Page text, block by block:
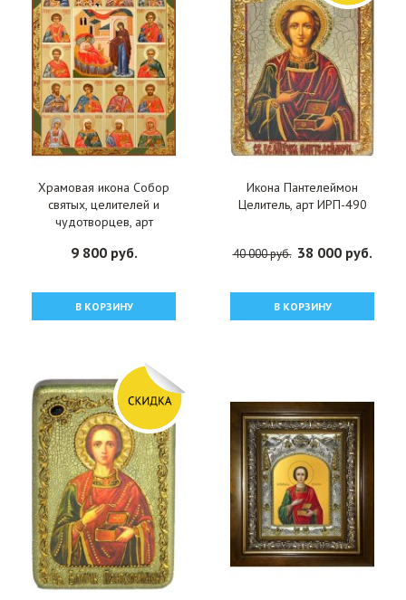
Храмовая икона Собор
святых, целителей и
чудотворцев, арт
9 800 руб.
В КОРЗИНУ
Икона Пантелеймон
Целитель, арт ИРП-490
40 000 руб. 38 000 руб.
В КОРЗИНУ